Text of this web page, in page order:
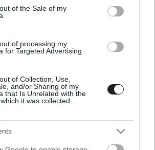
of the Sale of my
of processing my
for Targeted Advertising.
of Collection, Use,
and/or Sharing of my
that Is Unrelated with the
it was collected.
a Lynk & Co bérelte ki a
Muller, Urrutia sorrenddel.
míg Tassi a 7., Boldizs pedig a
Tassi a második 56